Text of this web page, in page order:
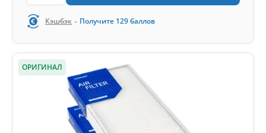
Кэшбэк - Получите 129баллов
ОРИГИНАЛ